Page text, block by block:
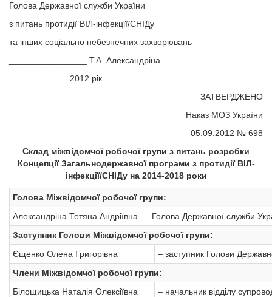
Голова Державної служби України
з питань протидії ВІЛ-інфекції/СНІДу
та інших соціально небезпечних захворювань
________________ Т.А. Александріна
____________ 2012 рік
ЗАТВЕРДЖЕНО
Наказ МОЗ України
05.09.2012 № 698
Склад міжвідомчої робочої групи з питань розробки
Концепції Загальнодержавної програми з протидії ВІЛ-
інфекції/СНІДу на 2014-2018 роки
Голова Міжвідомчої робочої групи:
Александріна Тетяна Андріївна
– Голова Державної служби
Заступник Голови Міжвідомчої робочої групи:
Єщенко Олена Григорівна
– заступник Голови
Члени Міжвідомчої робочої групи:
Білощицька Наталія Олексіївна
– начальник відділу